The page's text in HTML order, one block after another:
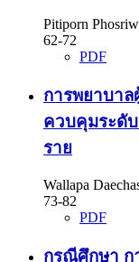
Pitiporn
62-72
PDF
การพยาบา
ควบคุมระดั
ราย
Wallapa
73-82
PDF
กรณีศึกษา ก